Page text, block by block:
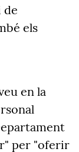
de
els
en la
per "oferir